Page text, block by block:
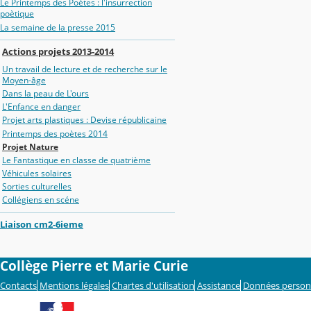
Le Printemps des Poètes : l'insurrection
poètique
La semaine de la presse 2015
Actions projets 2013-2014
Un travail de lecture et de recherche sur le
Moyen-âge
Dans la peau de L'ours
L'Enfance en danger
Projet arts plastiques : Devise républicaine
Printemps des poètes 2014
Projet Nature
Le Fantastique en classe de quatrième
Véhicules solaires
Sorties culturelles
Collégiens en scéne
Liaison cm2-6ieme
Collège Pierre et Marie Curie
Contacts Mentions légales Chartes d'utilisation Assistance Données